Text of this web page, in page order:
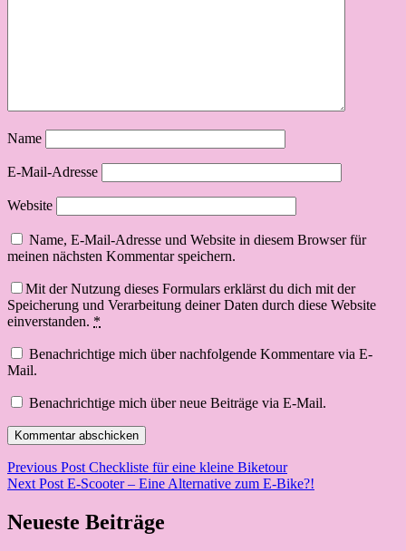
Name
E-Mail-Adresse
Website
Name, E-Mail-Adresse und Website in diesem Browser für
meinen nächsten Kommentar speichern.
Mit der Nutzung dieses Formulars erklärst du dich mit der
Speicherung und Verarbeitung deiner Daten durch diese Website
einverstanden. *
Benachrichtige mich über nachfolgende Kommentare via E-
Mail.
Benachrichtige mich über neue Beiträge via E-Mail.
Beitragsnavigation
Previous Post Checkliste für eine kleine Biketour
Next Post E-Scooter – Eine Alternative zum E-Bike?!
Neueste Beiträge